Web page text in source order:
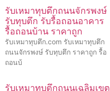
รับเหมาทุบตึกถนนจักรพงษ์
รับทุบตึก รับรื้อถอนอาคาร
รื้อถอนบ้าน ราคาถูก
รับเหมาทุบตึก.com รับเหมาทุบตึก
ถนนจักรพงษ์ รับทุบตึก ราคาถูก รื้อ
ถอนบ้
รับเหมาทุบตึกถนนเฉลิมเขต